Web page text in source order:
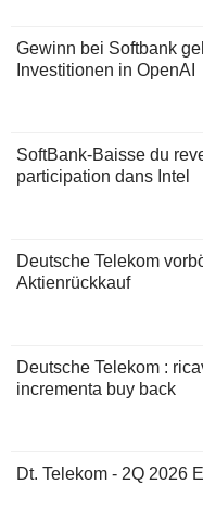
Gewinn bei Softbank
Investitionen in OpenAI
SoftBank-Baisse du
participation dans Intel
Deutsche Telekom
Aktienrückkauf
Deutsche Telekom :
incrementa buy back
Dt. Telekom - 2Q 2026